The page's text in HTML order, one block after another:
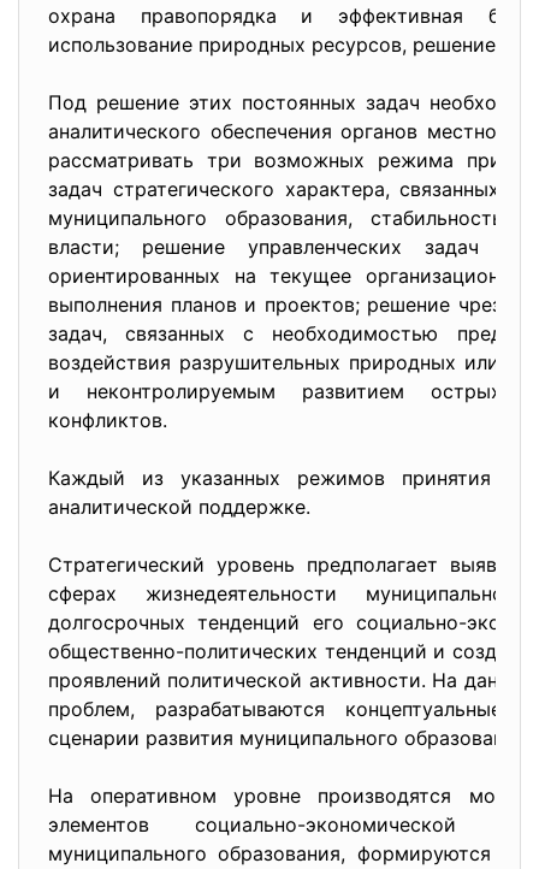
охрана правопорядка и эффективная
использование природных ресурсов, решение
Под решение этих постоянных задач
аналитического обеспечения органов
рассматривать три возможных режима
задач стратегического характера, связанных,
муниципального образования,
власти; решение управленческих задач
ориентированных на текущее
выполнения планов и проектов; решение
задач, связанных с необходимостью
воздействия разрушительных природных или
и неконтролируемым развитием острых
конфликтов.
Каждый из указанных режимов принятия
аналитической поддержке.
Стратегический уровень предполагает
сферах жизнедеятельности
долгосрочных тенденций его социально-
общественно-политических тенденций и
проявлений политической активности. На
проблем, разрабатываются
сценарии развития муниципального
На оперативном уровне производятся
элементов социально-экономической и
муниципального образования, формируются